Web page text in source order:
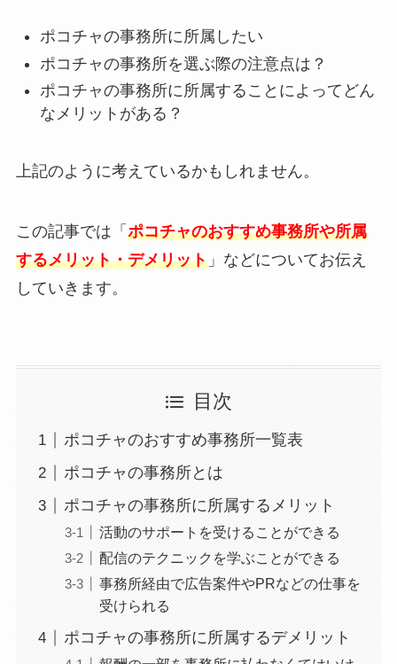
ポコチャの事務所に所属したい
ポコチャの事務所を選ぶ際の注意点は？
ポコチャの事務所に所属することによってどん
なメリットがある？
上記のように考えているかもしれません。
この記事では「 ポコチャのおすすめ事務所や所属
するメリット・デメリット」などについてお伝え
していきます。
目次
ポコチャのおすすめ事務所一覧表
ポコチャの事務所とは
ポコチャの事務所に所属するメリット
活動のサポートを受けることができる
配信のテクニックを学ぶことができる
事務所経由で広告案件やPRなどの仕事を
受けられる
ポコチャの事務所に所属するデメリット